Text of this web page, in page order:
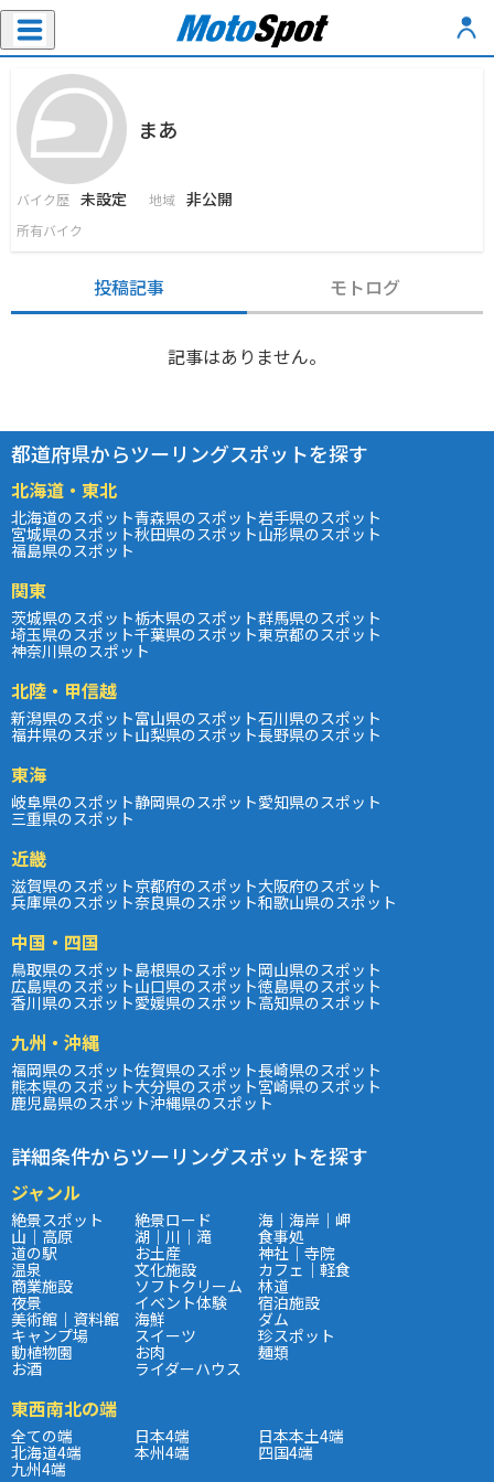
まあ
バイク歴 未設定 地域 非公開
所有バイク
投稿記事 モトログ
記事はありません。
都道府県からツーリングスポットを探す
北海道・東北
北海道のスポット青森県のスポット岩手県のスポット
宮城県のスポット秋田県のスポット山形県のスポット
福島県のスポット
関東
茨城県のスポット栃木県のスポット群馬県のスポット
埼玉県のスポット千葉県のスポット東京都のスポット
神奈川県のスポット
北陸・甲信越
新潟県のスポット富山県のスポット石川県のスポット
福井県のスポット山梨県のスポット長野県のスポット
東海
岐阜県のスポット静岡県のスポット愛知県のスポット
三重県のスポット
近畿
滋賀県のスポット京都府のスポット大阪府のスポット
兵庫県のスポット奈良県のスポット和歌山県のスポット
中国・四国
鳥取県のスポット島根県のスポット岡山県のスポット
広島県のスポット山口県のスポット徳島県のスポット
香川県のスポット愛媛県のスポット高知県のスポット
九州・沖縄
福岡県のスポット佐賀県のスポット長崎県のスポット
熊本県のスポット大分県のスポット宮崎県のスポット
鹿児島県のスポット沖縄県のスポット
詳細条件からツーリングスポットを探す
ジャンル
絶景スポット 絶景ロード 海｜海岸｜岬
山｜高原 湖｜川｜滝 食事処
道の駅 お土産 神社｜寺院
温泉 文化施設 カフェ｜軽食
商業施設 ソフトクリーム 林道
夜景 イベント体験 宿泊施設
美術館｜資料館 海鮮 ダム
キャンプ場 スイーツ 珍スポット
動植物園 お肉 麺類
お酒 ライダーハウス
東西南北の端
全ての端 日本4端 日本本土4端
北海道4端 本州4端 四国4端
九州4端